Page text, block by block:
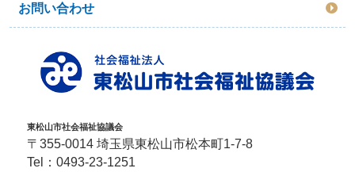
お問い合わせ
東松山市社会福祉協議会
〒355-0014 埼玉県東松山市松本町1-7-8
Tel： 0493-23-1251